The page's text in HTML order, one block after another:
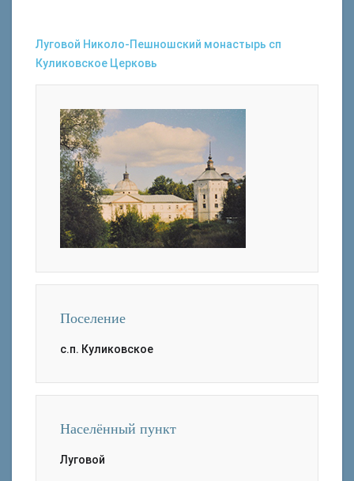
Луговой Николо-Пешношский монастырь сп
Куликовское Церковь
Поселение
с.п. Куликовское
Населённый пункт
Луговой